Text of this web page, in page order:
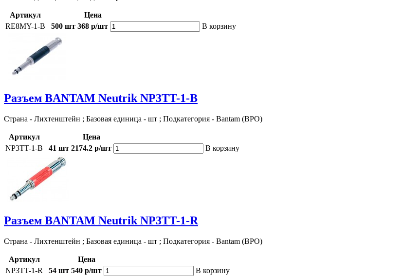
Артикул
Цена
RE8MY-1-B
500 шт 368 р/шт В корзину
Разъем BANTAM Neutrik NP3TT-1-B
Страна - Лихтенштейн ; Базовая единица - шт ; Подкатегория - Bantam (BPO)
Артикул
Цена
NP3TT-1-B
41 шт 2174.2 р/шт В корзину
Разъем BANTAM Neutrik NP3TT-1-R
Страна - Лихтенштейн ; Базовая единица - шт ; Подкатегория - Bantam (BPO)
Артикул
Цена
NP3TT-1-R
54 шт 540 р/шт В корзину